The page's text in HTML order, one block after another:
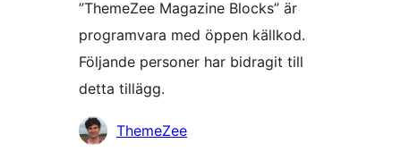
”ThemeZee Magazine Blocks” är
programvara med öppen källkod.
Följande personer har bidragit till
detta tillägg.
Bidragande
ThemeZee